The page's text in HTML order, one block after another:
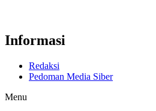
Informasi
Redaksi
Pedoman Media Siber
Menu